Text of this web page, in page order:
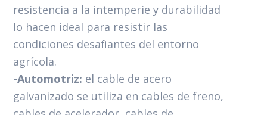
resistencia a la intemperie y durabilidad
lo hacen ideal para resistir las
condiciones desafiantes del entorno
agrícola.
-Automotriz: el cable de acero
galvanizado se utiliza en cables de freno,